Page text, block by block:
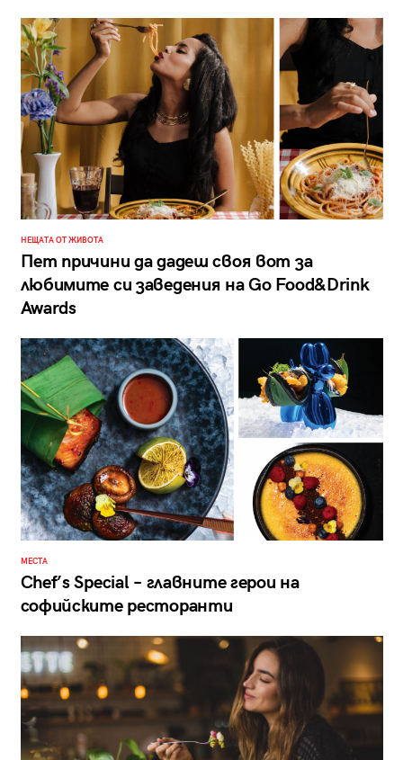
НЕЩАТА ОТ ЖИВОТА
Пет причини да дадеш своя вот за
любимите си заведения на Go Food&Drink
Awards
МЕСТА
Chef’s Special – главните герои на
софийските ресторанти